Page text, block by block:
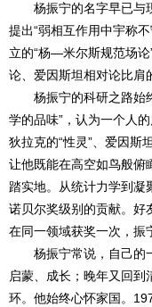
杨振宁的名字早已与现
提出“弱相互作用中宇称
立的“杨—米尔斯规范场
论、爱因斯坦相对论比肩
杨振宁的科研之路始终
学的品味”，认为一个人
狄拉克的“性灵”、爱因斯
让他既能在高空如鸟般俯
踏实地。从统计力学到凝
诺贝尔奖级别的贡献。好
在同一领域获奖一次，振
杨振宁常说，自己的一
启蒙、成长；晚年又回到
环。他始终心怀家国。